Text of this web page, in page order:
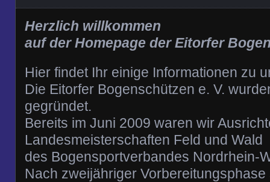
Herzlich willkommen
auf der Homepage der Eitorfer
Hier findet Ihr einige Informationen zu
Die Eitorfer Bogenschützen e. V.
gegründet.
Bereits im Juni 2009 waren wir
Landesmeisterschaften Feld und Wald
des Bogensportverbandes Nordrhein-
Nach zweijähriger